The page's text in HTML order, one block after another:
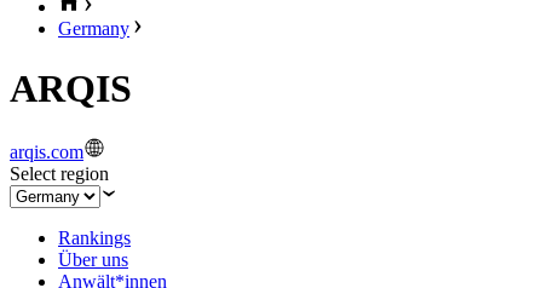
Germany
ARQIS
arqis.com
Select region
Rankings
Über uns
Anwält*innen